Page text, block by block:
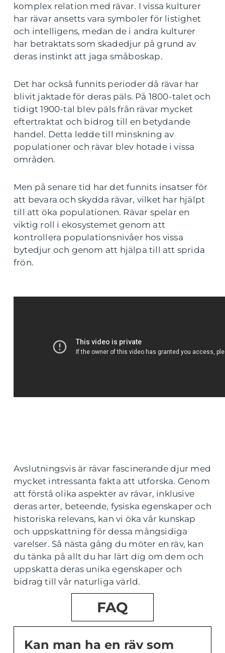
komplex relation med rävar. I vissa kulturer
har rävar ansetts vara symboler för listighet
och intelligens, medan de i andra kulturer
har betraktats som skadedjur på grund av
deras instinkt att jaga småboskap.
Det har också funnits perioder då rävar har
blivit jaktade för deras päls. På 1800-talet och
tidigt 1900-tal blev päls från rävar mycket
eftertraktat och bidrog till en betydande
handel. Detta ledde till minskning av
populationer och rävar blev hotade i vissa
områden.
Men på senare tid har det funnits insatser för
att bevara och skydda rävar, vilket har hjälpt
till att öka populationen. Rävar spelar en
viktig roll i ekosystemet genom att
kontrollera populationsnivåer hos vissa
bytedjur och genom att hjälpa till att sprida
frön.
Avslutningsvis är rävar fascinerande djur med
mycket intressanta fakta att utforska. Genom
att förstå olika aspekter av rävar, inklusive
deras arter, beteende, fysiska egenskaper och
historiska relevans, kan vi öka vår kunskap
och uppskattning för dessa mångsidiga
varelser. Så nästa gång du möter en räv, kan
du tänka på allt du har lärt dig om dem och
uppskatta deras unika egenskaper och
bidrag till vår naturliga värld.
FAQ
Kan man ha en räv som